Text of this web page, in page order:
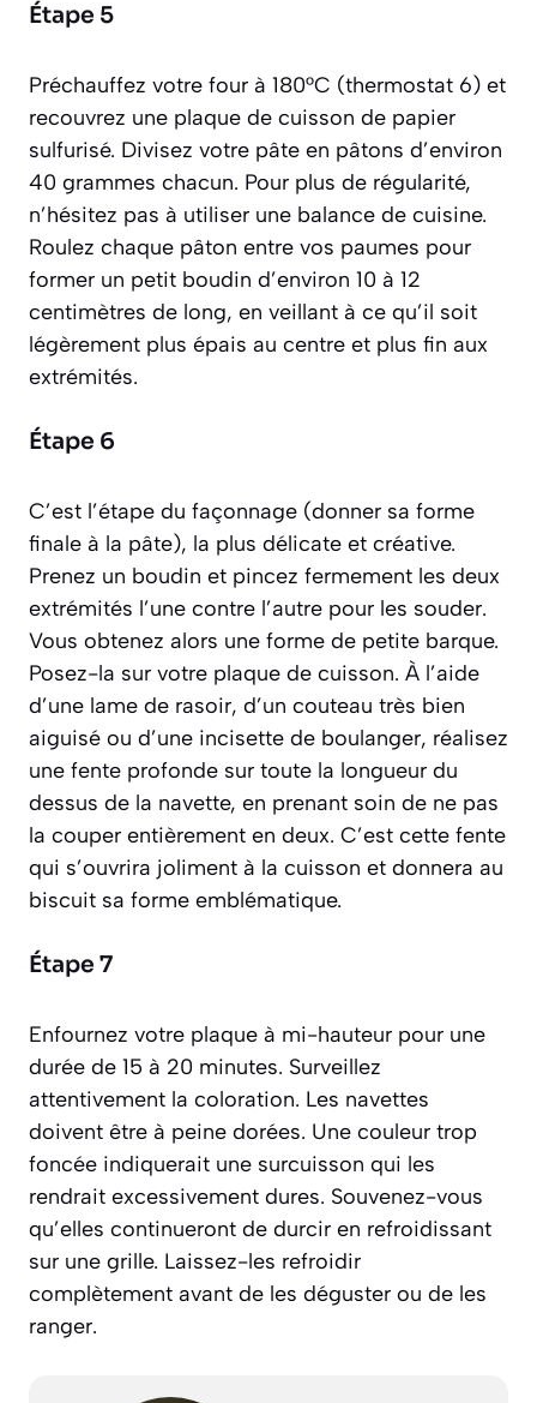
Étape 5
Préchauffez votre four à 180°C (thermostat 6) et
recouvrez une plaque de cuisson de papier
sulfurisé. Divisez votre pâte en pâtons d’environ
40 grammes chacun. Pour plus de régularité,
n’hésitez pas à utiliser une balance de cuisine.
Roulez chaque pâton entre vos paumes pour
former un petit boudin d’environ 10 à 12
centimètres de long, en veillant à ce qu’il soit
légèrement plus épais au centre et plus fin aux
extrémités.
Étape 6
C’est l’étape du façonnage (donner sa forme
finale à la pâte), la plus délicate et créative.
Prenez un boudin et pincez fermement les deux
extrémités l’une contre l’autre pour les souder.
Vous obtenez alors une forme de petite barque.
Posez-la sur votre plaque de cuisson. À l’aide
d’une lame de rasoir, d’un couteau très bien
aiguisé ou d’une incisette de boulanger, réalisez
une fente profonde sur toute la longueur du
dessus de la navette, en prenant soin de ne pas
la couper entièrement en deux. C’est cette fente
qui s’ouvrira joliment à la cuisson et donnera au
biscuit sa forme emblématique.
Étape 7
Enfournez votre plaque à mi-hauteur pour une
durée de 15 à 20 minutes. Surveillez
attentivement la coloration. Les navettes
doivent être à peine dorées. Une couleur trop
foncée indiquerait une surcuisson qui les
rendrait excessivement dures. Souvenez-vous
qu’elles continueront de durcir en refroidissant
sur une grille. Laissez-les refroidir
complètement avant de les déguster ou de les
ranger.